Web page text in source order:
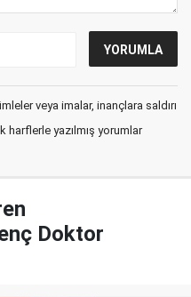
veya imalar, inançlara saldırı
harflerle yazılmış yorumlar
Doktor